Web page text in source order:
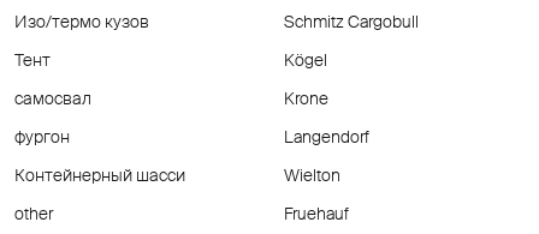
Изо/термо кузов
Тент
самосвал
фургон
Контейнерный шасси
other
Schmitz Cargobull
Kögel
Krone
Langendorf
Wielton
Fruehauf